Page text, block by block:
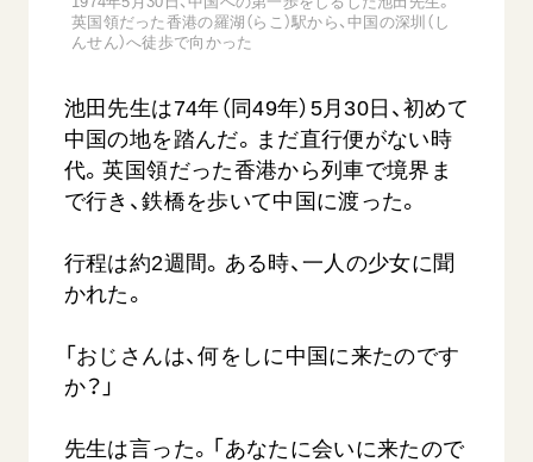
英国領だった香港の羅湖（らこ）駅から、中国の深圳（し
んせん）へ徒歩で向かった
池田先生は74年（同49年）5月30日、初めて
中国の地を踏んだ。まだ直行便がない時
代。英国領だった香港から列車で境界ま
で行き、鉄橋を歩いて中国に渡った。
行程は約2週間。ある時、一人の少女に聞
かれた。
「おじさんは、何をしに中国に来たのです
か？」
先生は言った。「あなたに会いに来たので